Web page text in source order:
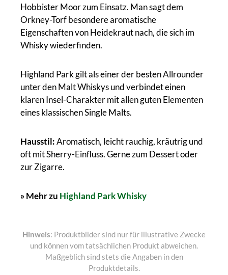
Hobbister Moor zum Einsatz. Man sagt dem
Orkney-Torf besondere aromatische
Eigenschaften von Heidekraut nach, die sich im
Whisky wiederfinden.
Highland Park gilt als einer der besten Allrounder
unter den Malt Whiskys und verbindet einen
klaren Insel-Charakter mit allen guten Elementen
eines klassischen Single Malts.
Hausstil:Aromatisch, leicht rauchig, kräutrig und
oft mit Sherry-Einfluss. Gerne zum Dessert oder
zur Zigarre.
» Mehr zu Highland Park Whisky
Hinweis: Produktbilder sind nur für illustrative Zwecke
und können vom tatsächlichen Produkt abweichen.
Maßgeblich sind stets die Angaben in den
Produktdetails.